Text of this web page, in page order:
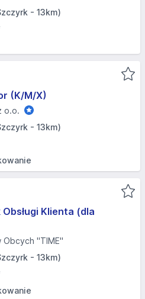
- 13km)
(K/M/X)
o.o.
- 13km)
Klienta (dla
Obcych "TIME"
- 13km)